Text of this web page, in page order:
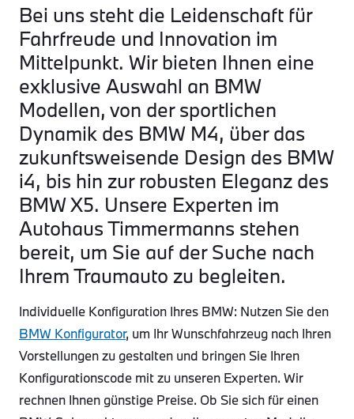
Bei uns steht die Leidenschaft für
Fahrfreude und Innovation im
Mittelpunkt. Wir bieten Ihnen eine
exklusive Auswahl an BMW
Modellen, von der sportlichen
Dynamik des BMW M4, über das
zukunftsweisende Design des BMW
i4, bis hin zur robusten Eleganz des
BMW X5. Unsere Experten im
Autohaus Timmermanns stehen
bereit, um Sie auf der Suche nach
Ihrem Traumauto zu begleiten.
Individuelle Konfiguration Ihres BMW: Nutzen Sie den
BMW Konfigurator, um Ihr Wunschfahrzeug nach Ihren
Vorstellungen zu gestalten und bringen Sie Ihren
Konfigurationscode mit zu unseren Experten. Wir
rechnen Ihnen günstige Preise. Ob Sie sich für einen